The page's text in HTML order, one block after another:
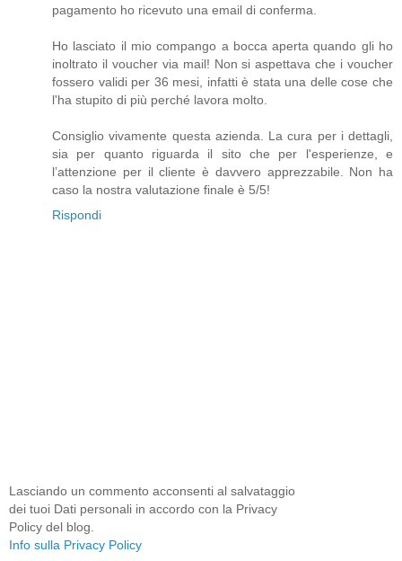
pagamento ho ricevuto una email di conferma.
Ho lasciato il mio compango a bocca aperta quando gli ho
inoltrato il voucher via mail! Non si aspettava che i voucher
fossero validi per 36 mesi, infatti è stata una delle cose che
l'ha stupito di più perché lavora molto.
Consiglio vivamente questa azienda. La cura per i dettagli,
sia per quanto riguarda il sito che per l'esperienze, e
l’attenzione per il cliente è davvero apprezzabile. Non ha
caso la nostra valutazione finale è 5/5!
Rispondi
Lasciando un commento acconsenti al salvataggio
dei tuoi Dati personali in accordo con la Privacy
Policy del blog.
Info sulla Privacy Policy